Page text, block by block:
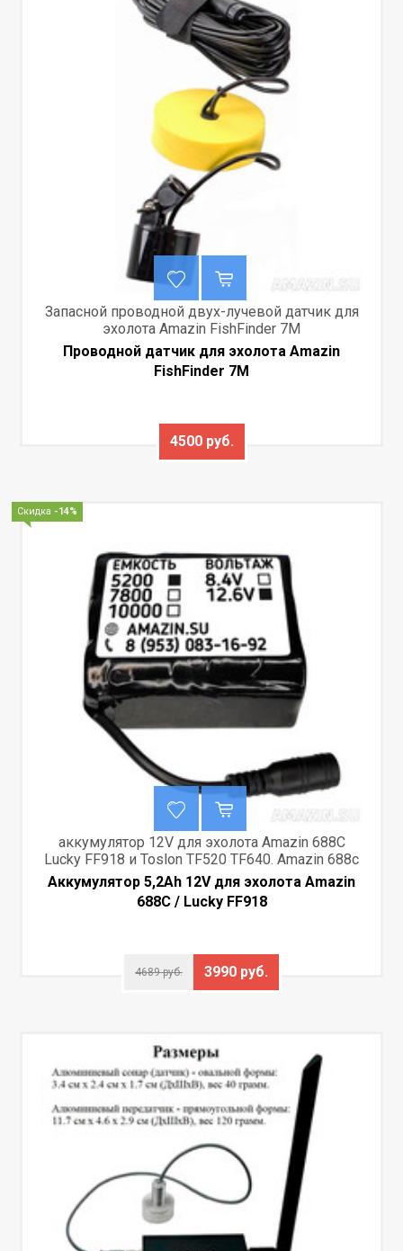
Запасной проводной двух-лучевой датчик для
эхолота Amazin FishFinder 7M
Проводной датчик для эхолота Amazin
FishFinder 7M
4500 руб.
Скидка -14%
аккумулятор 12V для эхолота Amazin 688С
Lucky FF918 и Toslon TF520 TF640. Amazin 688с
Аккумулятор 5,2Аh 12V для эхолота Amazin
688С / Lucky FF918
4689 руб. 3990 руб.